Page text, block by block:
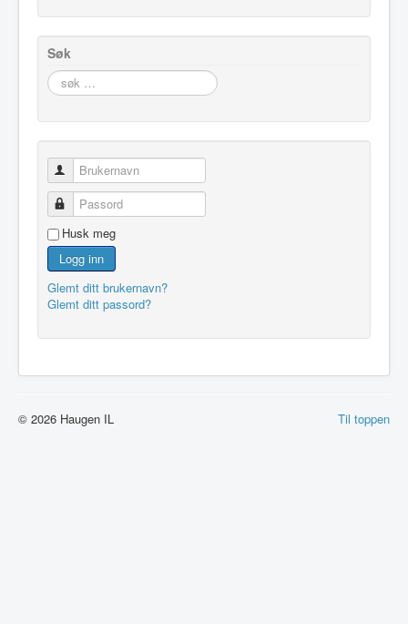
Søk
søk
…
Brukernavn
Passord
Husk meg
Logg inn
Glemt ditt brukernavn?
Glemt ditt passord?
Til toppen
© 2026 Haugen IL